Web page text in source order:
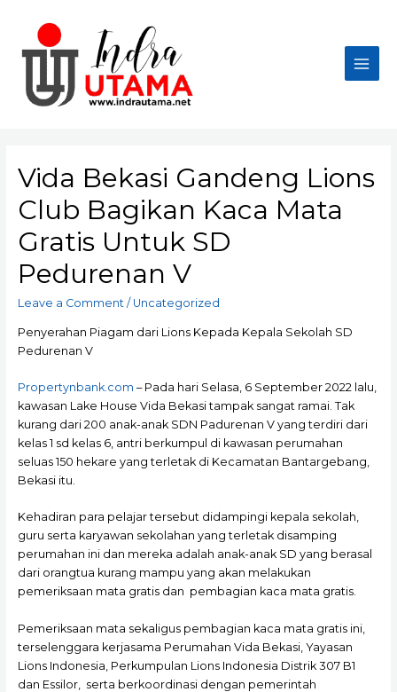
content
Main
Vida Bekasi Gandeng Lions
Club Bagikan Kaca Mata
Gratis Untuk SD
Pedurenan V
Leave a Comment / Uncategorized
Penyerahan Piagam dari Lions Kepada Kepala Sekolah SD
Pedurenan V
Propertynbank.com – Pada hari Selasa, 6 September 2022 lalu,
kawasan Lake House Vida Bekasi tampak sangat ramai. Tak
kurang dari 200 anak-anak SDN Padurenan V yang terdiri dari
kelas 1 sd kelas 6, antri berkumpul di kawasan perumahan
seluas 150 hekare yang terletak di Kecamatan Bantargebang,
Bekasi itu.
Kehadiran para pelajar tersebut didampingi kepala sekolah,
guru serta karyawan sekolahan yang terletak disamping
perumahan ini dan mereka adalah anak-anak SD yang berasal
dari orangtua kurang mampu yang akan melakukan
pemeriksaan mata gratis dan pembagian kaca mata gratis.
Pemeriksaan mata sekaligus pembagian kaca mata gratis ini,
terselenggara kerjasama Perumahan Vida Bekasi, Yayasan
Lions Indonesia, Perkumpulan Lions Indonesia Distrik 307 B1
dan Essilor, serta berkoordinasi dengan pemerintah